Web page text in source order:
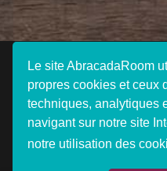
Le site AbracadaRoom
propres cookies et ceux
techniques, analytiques
navigant sur notre site
notre utilisation des
QUI SOMMES-NOUS ?
CONNEXION VOYAGEUR
© 2012 - 2026 AbracadaRoom Tous
agence de voyage et ne facture
AbracadaRoom.com a une note